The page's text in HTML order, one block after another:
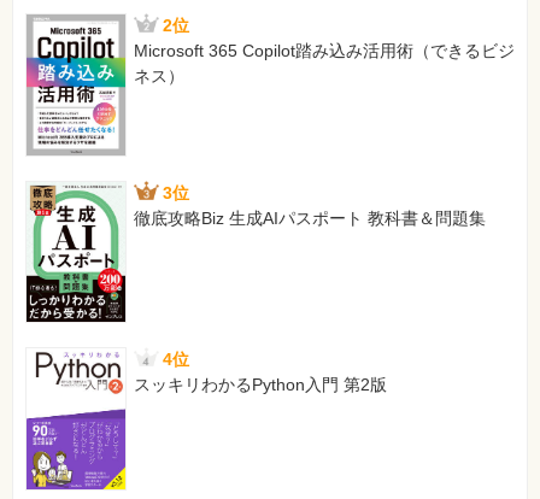
2位
Microsoft 365 Copilot踏み込み活用術（できるビジ
ネス）
3位
徹底攻略Biz 生成AIパスポート 教科書＆問題集
4位
スッキリわかるPython入門 第2版